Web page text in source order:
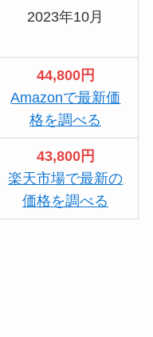
2023年10月
44,800円
Amazonで最新価
格を調べる
43,800円
楽天市場で最新の
価格を調べる